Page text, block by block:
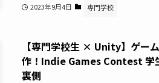
2023年9月4日 専門学校
【専門学校生 × Unity】ゲー
作！Indie Games Contest 学
裏側